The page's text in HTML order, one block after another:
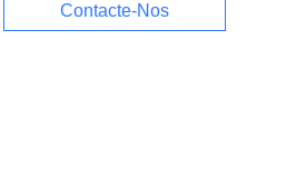
Contacte-Nos